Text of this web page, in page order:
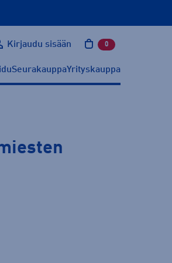
Kirjaudu sisään 0 tuotetta
SeurakauppaYrityskauppa